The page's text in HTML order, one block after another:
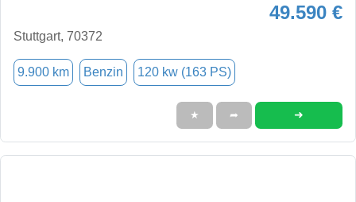
49.590 €
Stuttgart, 70372
9.900 km Benzin 120 kw (163 PS)
★ ➦ ➜